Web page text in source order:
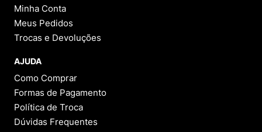
Minha Conta
Meus Pedidos
Trocas e Devoluções
AJUDA
Como Comprar
Formas de Pagamento
Política de Troca
Dúvidas Frequentes